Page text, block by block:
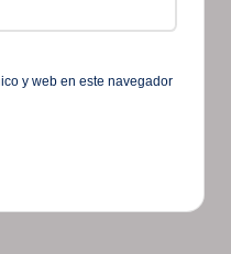
y web en este navegador